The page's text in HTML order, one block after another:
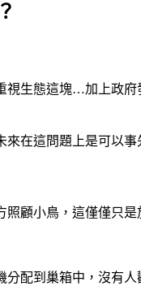
生態這塊…加上政
在這問題上是可以事
顧小鳥，這僅僅只是
配到巢箱中，沒有